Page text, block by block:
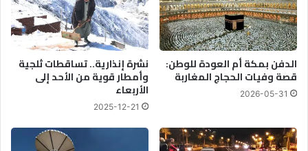
الدفن بمكة أم العودة للوطن:
قصة وفيات الحجاج المغاربة
2026-05-31
نشرة إنذارية.. تساقطات ثلجية
وأمطار قوية من الأحد إلى
الأربعاء
2025-12-21